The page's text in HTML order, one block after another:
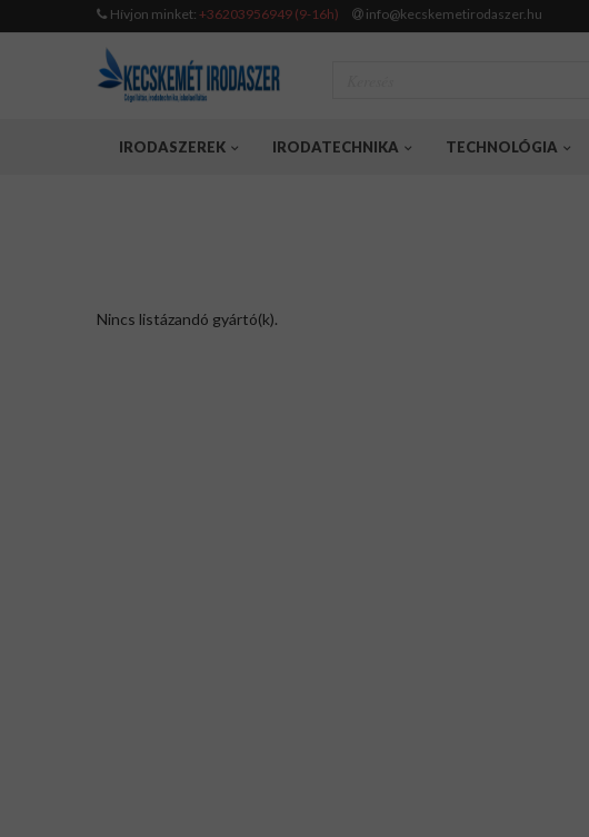
Hívjon minket: +36203956949 (9-16h) info@kecskemetirodaszer.hu
IRODASZEREK IRODATECHNIKA TECHNOLÓGIA
Nincs listázandó gyártó(k).